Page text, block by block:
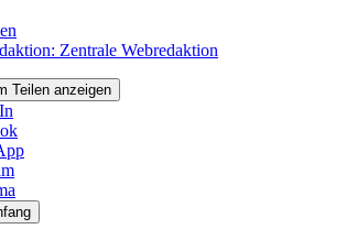
Zentrale Webredaktion
Teilen anzeigen